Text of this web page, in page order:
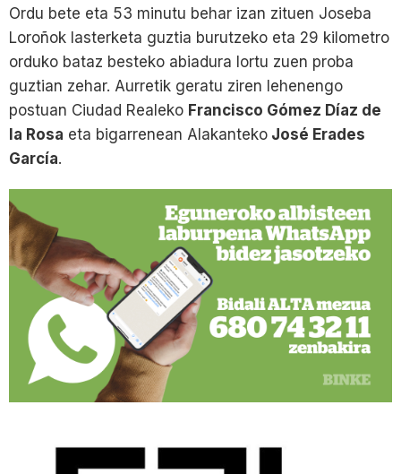
Ordu bete eta 53 minutu behar izan zituen Joseba
Loroñok lasterketa guztia burutzeko eta 29 kilometro
orduko bataz besteko abiadura lortu zuen proba
guztian zehar. Aurretik geratu ziren lehenengo
postuan Ciudad Realeko Francisco Gómez Díaz de
la Rosa eta bigarrenean Alakanteko José Erades
García.